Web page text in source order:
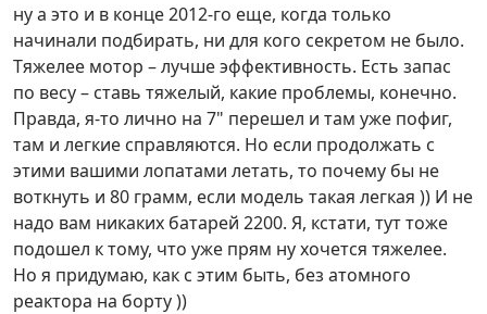
ну а это и в конце 2012-го еще, когда только
начинали подбирать, ни для кого секретом не было.
Тяжелее мотор – лучше эффективность. Есть запас
по весу – ставь тяжелый, какие проблемы, конечно.
Правда, я-то лично на 7" перешел и там уже пофиг,
там и легкие справляются. Но если продолжать с
этими вашими лопатами летать, то почему бы не
воткнуть и 80 грамм, если модель такая легкая )) И не
надо вам никаких батарей 2200. Я, кстати, тут тоже
подошел к тому, что уже прям ну хочется тяжелее.
Но я придумаю, как с этим быть, без атомного
реактора на борту ))